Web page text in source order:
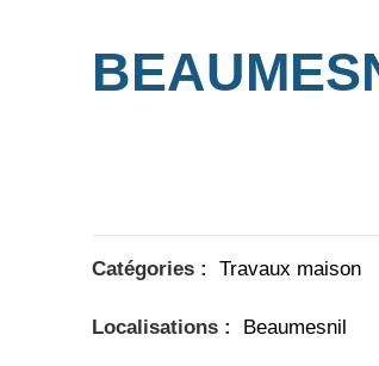
Catégories : Travaux maison
Localisations : Beaumesnil